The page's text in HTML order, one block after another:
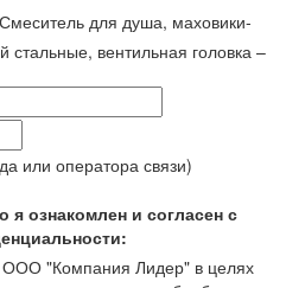
для душа, маховики-
стальные, вентильная головка –
или оператора связи)
ознакомлен и согласен с
"Компания Лидер" в целях